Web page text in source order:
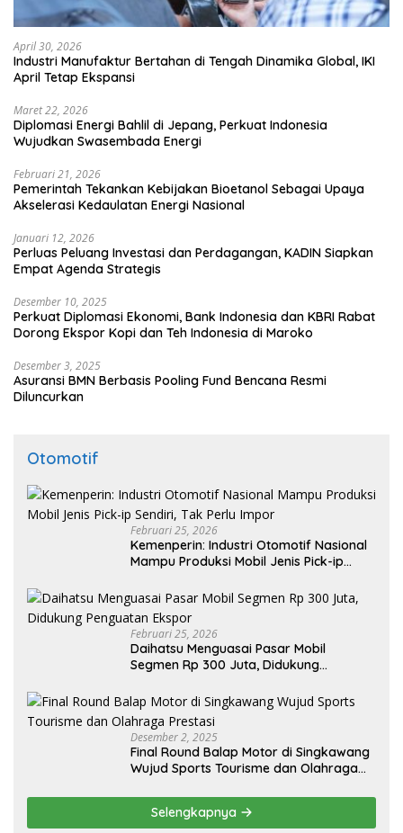
April 30, 2026
Industri Manufaktur Bertahan di Tengah Dinamika Global, IKI
April Tetap Ekspansi
Maret 22, 2026
Diplomasi Energi Bahlil di Jepang, Perkuat Indonesia
Wujudkan Swasembada Energi
Februari 21, 2026
Pemerintah Tekankan Kebijakan Bioetanol Sebagai Upaya
Akselerasi Kedaulatan Energi Nasional
Januari 12, 2026
Perluas Peluang Investasi dan Perdagangan, KADIN Siapkan
Empat Agenda Strategis
Desember 10, 2025
Perkuat Diplomasi Ekonomi, Bank Indonesia dan KBRI Rabat
Dorong Ekspor Kopi dan Teh Indonesia di Maroko
Desember 3, 2025
Asuransi BMN Berbasis Pooling Fund Bencana Resmi
Diluncurkan
Otomotif
Februari 25, 2026
Kemenperin: Industri Otomotif Nasional
Mampu Produksi Mobil Jenis Pick-ip
Februari 25, 2026
Daihatsu Menguasai Pasar Mobil
Segmen Rp 300 Juta, Didukung
Desember 2, 2025
Final Round Balap Motor di Singkawang
Wujud Sports Tourisme dan Olahraga
Selengkapnya